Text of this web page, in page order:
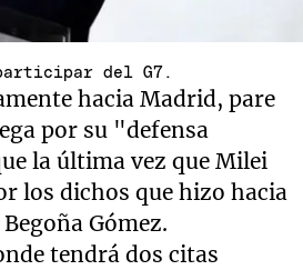
del G7.
hacia Madrid, pare
por su "defensa
la última vez que Milei
los dichos que hizo hacia
Gómez.
tendrá dos citas